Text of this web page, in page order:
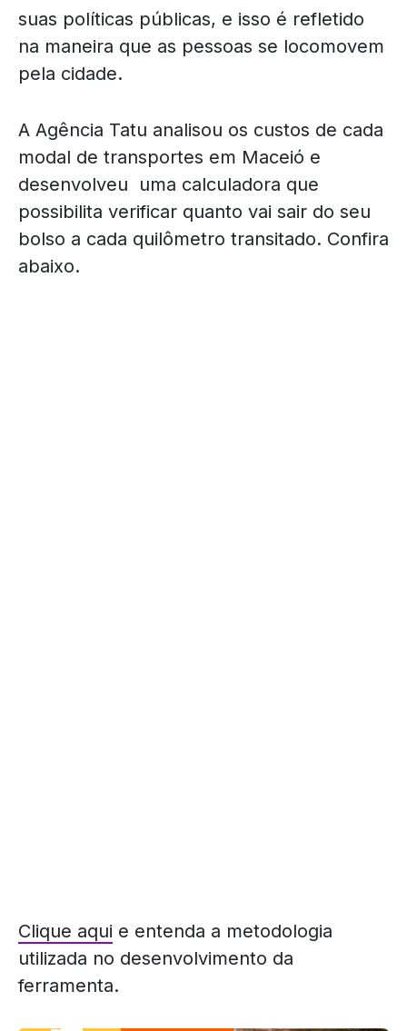
suas políticas públicas, e isso é refletido
na maneira que as pessoas se locomovem
pela cidade.
A Agência Tatu analisou os custos de cada
modal de transportes em Maceió e
desenvolveu uma calculadora que
possibilita verificar quanto vai sair do seu
bolso a cada quilômetro transitado. Confira
abaixo.
Clique aqui e entenda a metodologia
utilizada no desenvolvimento da
ferramenta.